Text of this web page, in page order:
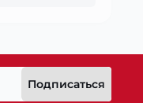
Подписаться